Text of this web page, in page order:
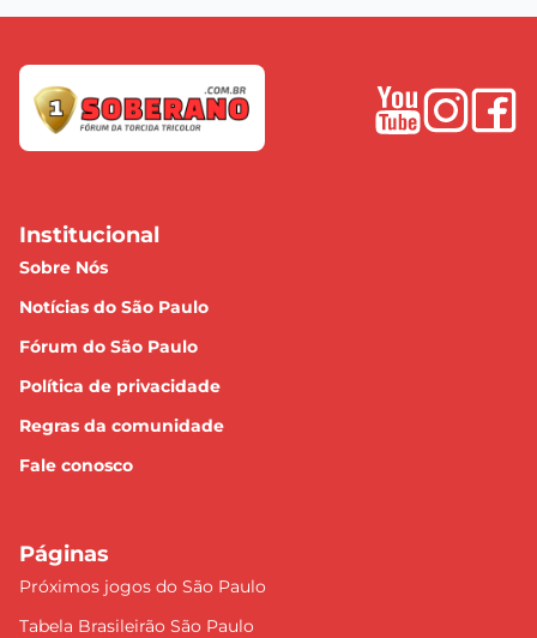
Institucional
Sobre Nós
Notícias do São Paulo
Fórum do São Paulo
Política de privacidade
Regras da comunidade
Fale conosco
Páginas
Próximos jogos do São Paulo
Tabela Brasileirão São Paulo